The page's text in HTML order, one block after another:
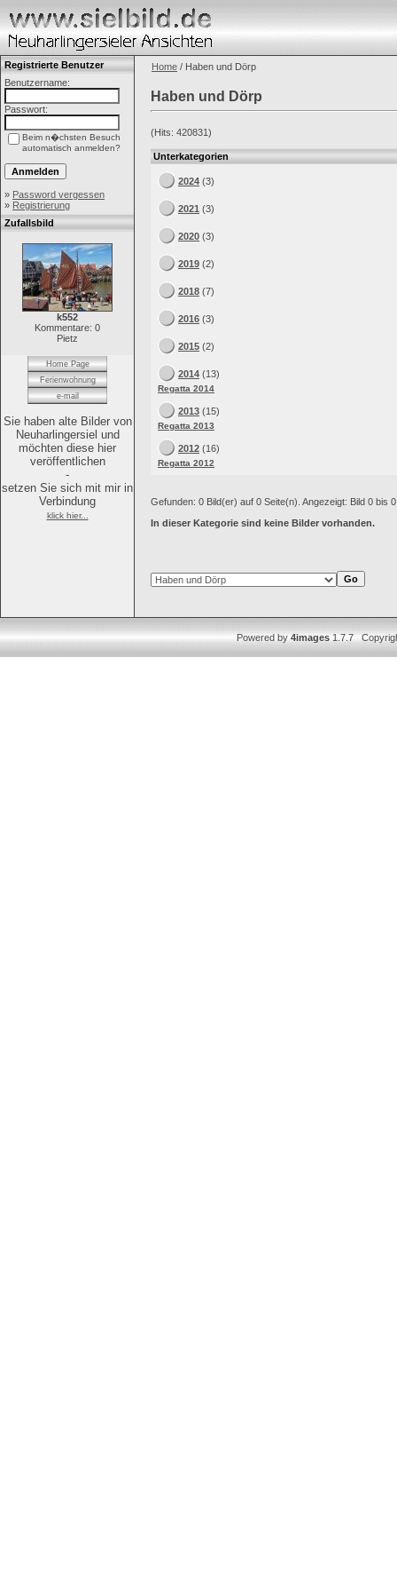
Registrierte Benutzer
Benutzername:
Passwort:
Beim n�chsten Besuch
automatisch anmelden?
» Password vergessen
» Registrierung
Zufallsbild
k552
Kommentare: 0
Pietz
Home Page
Ferienwohnung
e-mail
Sie haben alte Bilder von
Neuharlingersiel und
möchten diese hier
veröffentlichen
-
setzen Sie sich mit mir in
Verbindung
klick hier...
Home / Haben und Dörp
Haben und Dörp
(Hits: 420831)
Unterkategorien
2024 (3)
2021 (3)
2020 (3)
2019 (2)
2018 (7)
2016 (3)
2015 (2)
2014 (13)
Regatta 2014
2013 (15)
Regatta 2013
2012 (16)
Regatta 2012
Gefunden: 0 Bild(er) auf 0 Seite(n). Angezeigt: Bild 0 bis
In dieser Kategorie sind keine Bilder vorhanden.
Powered by4images1.7.7